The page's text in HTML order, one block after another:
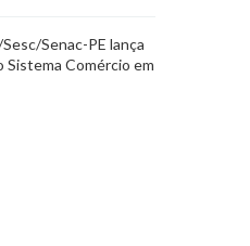
Senac-PE lança
Sistema Comércio em